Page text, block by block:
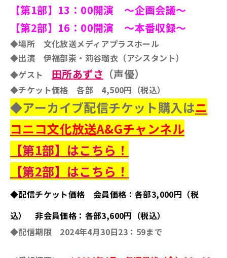
【第1部】13：00開演 ～企画会議～
【第2部】16：00開演 ～本番収録～
◆場所 文化放送メディアプラスホール
◆出演 伊福部崇・苅谷瑠衣（アシスタント）
◆ゲスト 田所あずさ （声優）
◆チケット価格 各部 4,500円（税込）
◆アーカイブ配信チケット購入はニ
コニコ文化放送A&Gチャンネル
【第1部】はこちら！
【第2部】はこちら！
◆配信チケット価格 会員価格：各部3,000円（税
込） 非会員価格：各部3,600円（税込）
◆配信期限 2024年4月30日23：59まで